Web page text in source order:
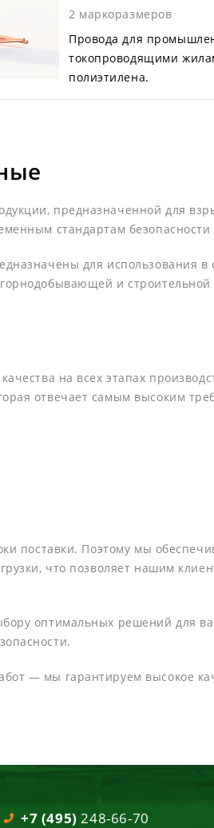
2 маркоразмеров
Провода для
токопроводящими
полиэтилена.
предназначенной для
стандартам
для использования в
и
на всех этапах
отвечает самым высоким
поставки. Поэтому мы
что позволяет нашим
оптимальных решений для
— мы гарантируем высокое
+7 (495) 248-66-70